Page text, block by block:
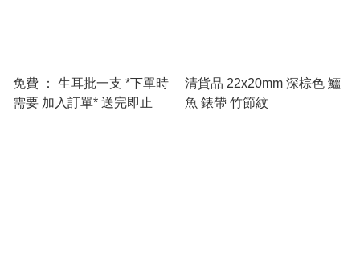
免費 ： 生耳批一支 *下單時
需要 加入訂單* 送完即止
清貨品 22x20mm 深棕色 鱷
魚 錶帶 竹節紋